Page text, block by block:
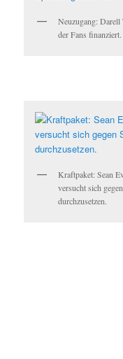
Neuzugang: Darell
der Fans finanziert.
Kraftpaket: Sean
versucht sich
durchzusetzen.